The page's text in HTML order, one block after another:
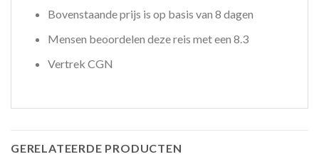
Bovenstaande prijs is op basis van 8 dagen
Mensen beoordelen deze reis met een 8.3
Vertrek CGN
GERELATEERDE PRODUCTEN